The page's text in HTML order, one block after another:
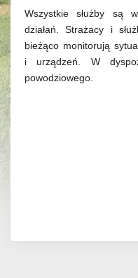
Wszystkie służby są
działań. Strażacy i
bieżąco monitorują
i urządzeń. W
powodziowego.